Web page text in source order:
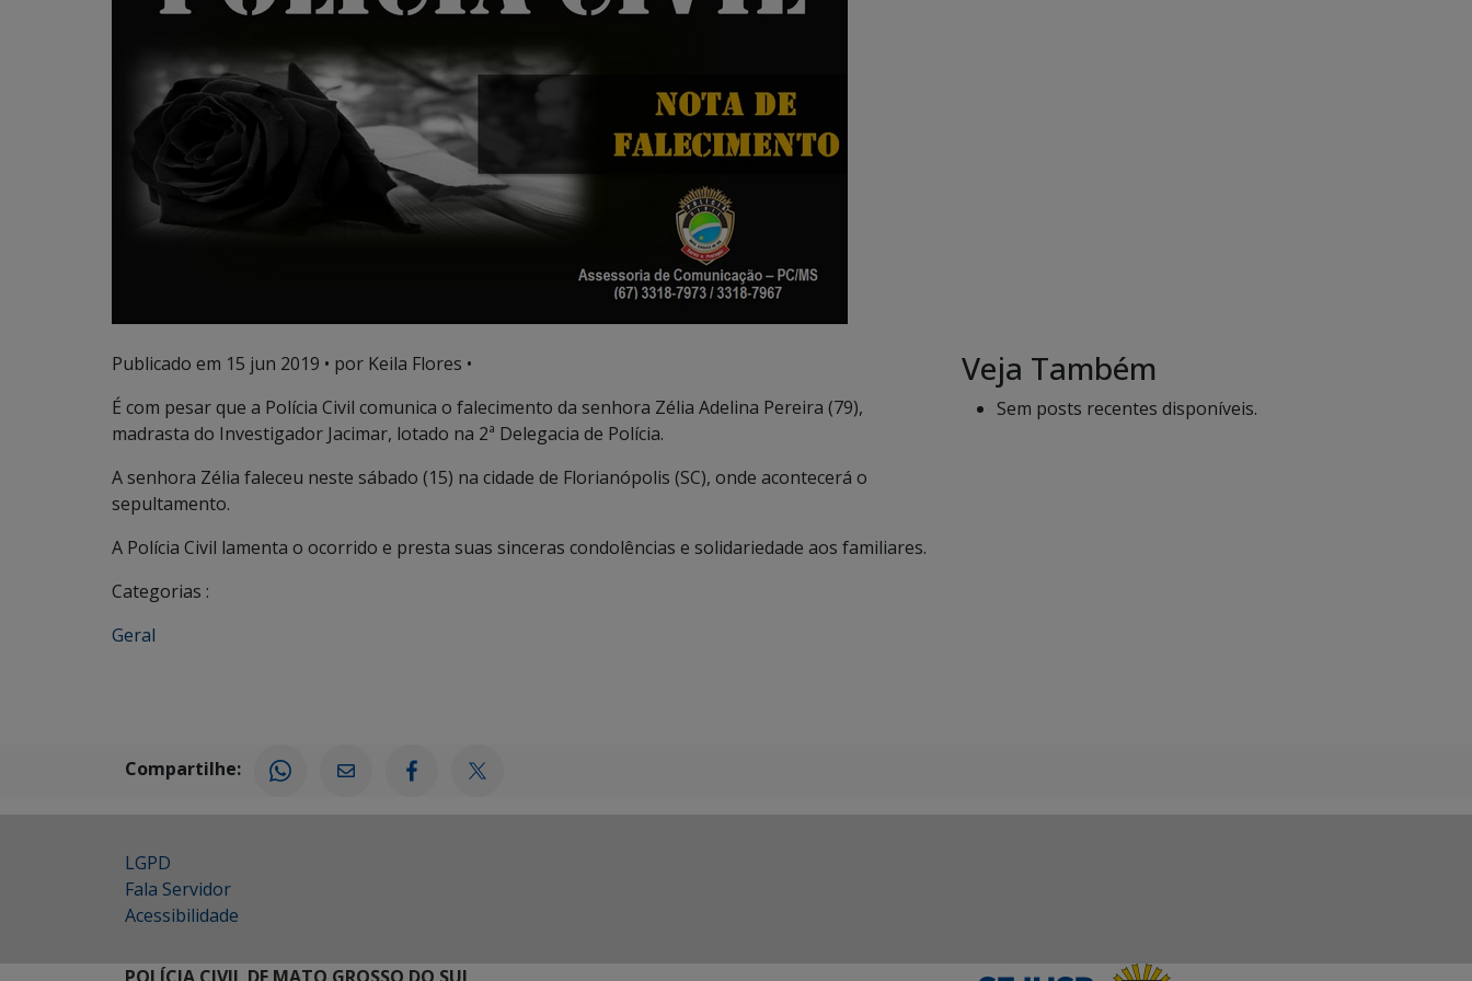
Publicado em 15 jun 2019 • por Keila Flores •
É com pesar que a Polícia Civil comunica o falecimento da senhora Zélia Adelina Pereira (79),
madrasta do Investigador Jacimar, lotado na 2ª Delegacia de Polícia.
A senhora Zélia faleceu neste sábado (15) na cidade de Florianópolis (SC), onde acontecerá o
sepultamento.
A Polícia Civil lamenta o ocorrido e presta suas sinceras condolências e solidariedade aos familiares.
Categorias :
Geral
Veja Também
Sem posts recentes disponíveis.
Compartilhe:
LGPD
Fala Servidor
Acessibilidade